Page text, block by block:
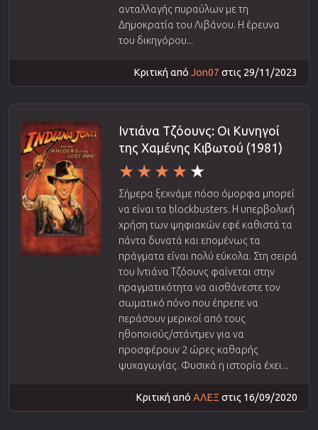
ανταλλαγής πυραύλων με τη
Δημοκρατία του Λιβάνου. Η έρευνα
του δικηγόρου...
Κριτική από Jon07 στις 29/11/2023
Ιντιάνα Τζόουνς: Οι Κυνηγοί
της Χαμένης Κιβωτού (1981)
Σήμερα ξεχνάμε πόσο όμορφα μπορεί
να είναι τα blockbusters. Η υπερβολική
χρήση των ψηφιακών εφέ καθιστά τα
πάντα δυνατά και επομένως τα
πράγματα είναι πολύ εύκολα. Στη σειρά
του Ιντιάνα Τζόουνς φαίνεται στην
πραγματικότητα να αισθάνεστε τον
σωματικό πόνο που έπρεπε να
περάσουν μερικοί από τους
ηθοποιούς/στάντμεν για να
προσφέρουν 2 ώρες καθαρής
ψυχαγωγίας. Φυσικά η ιστορία έχει...
Κριτική από ΑΛΕΞ στις 16/09/2020